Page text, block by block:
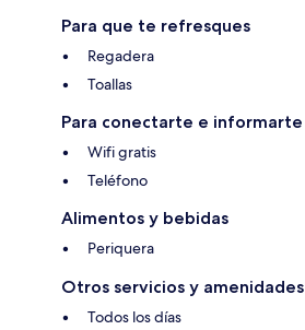
Para que te refresques
Regadera
Toallas
Para conectarte e informarte
Wifi gratis
Teléfono
Alimentos y bebidas
Periquera
Otros servicios y amenidades
Todos los días